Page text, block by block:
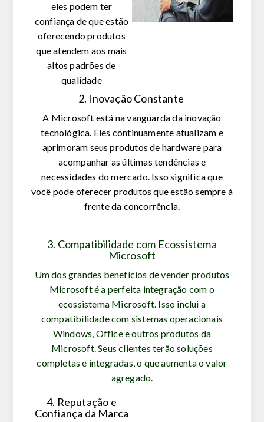
eles podem ter
confiança de que estão
oferecendo produtos
que atendem aos mais
altos padrões de
qualidade
2. Inovação Constante
A Microsoft está na vanguarda da inovação
tecnológica. Eles continuamente atualizam e
aprimoram seus produtos de hardware para
acompanhar as últimas tendências e
necessidades do mercado. Isso significa que
você pode oferecer produtos que estão sempre à
frente da concorrência.
3. Compatibilidade com Ecossistema
Microsoft
Um dos grandes benefícios de vender produtos
Microsoft é a perfeita integração com o
ecossistema Microsoft. Isso inclui a
compatibilidade com sistemas operacionais
Windows, Office e outros produtos da
Microsoft. Seus clientes terão soluções
completas e integradas, o que aumenta o valor
agregado.
4. Reputação e
Confiança da Marca